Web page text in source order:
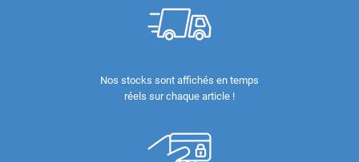
Nos stocks sont affichés en temps
réels sur chaque article !